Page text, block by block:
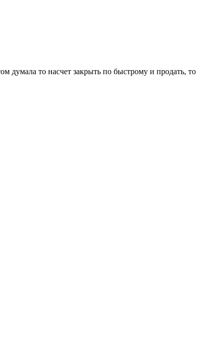
думала то насчет закрыть по быстрому и продать, то